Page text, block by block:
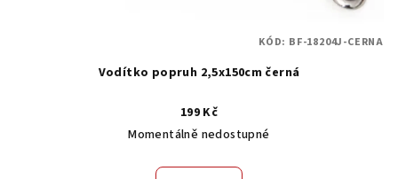
Vodítko popruh 2,5x150cm černá
199 Kč
Momentálně nedostupné
KÓD: BF-18204J-CERNA